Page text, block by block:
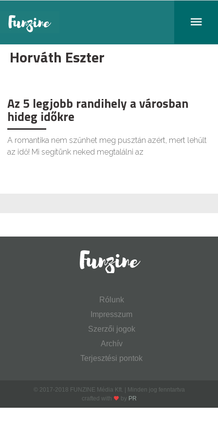
Horváth Eszter
Az 5 legjobb randihely a városban
hideg időkre
A romantika nem szűnhet meg pusztán azért, mert lehűlt
az idő! Mi segítünk neked megtalálni az
Rólunk
Impresszum
Szerzői jogok
Archív
Terjesztési pontok
© 2017-2018 FUNZINE Média Kft. | Minden jog fenntartva
crafted with
by PR